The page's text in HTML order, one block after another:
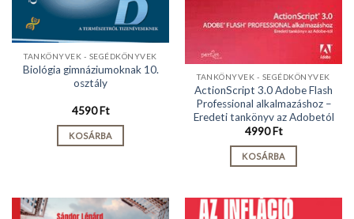
TANKÖNYVEK - SEGÉDKÖNYVEK
Biológia gimnáziumoknak 10.
osztály
4590Ft
KOSÁRBA
TANKÖNYVEK - SEGÉDKÖNYVEK
ActionScript 3.0 Adobe Flash
Professional alkalmazáshoz –
Eredeti tankönyv az Adobetól
4990Ft
KOSÁRBA